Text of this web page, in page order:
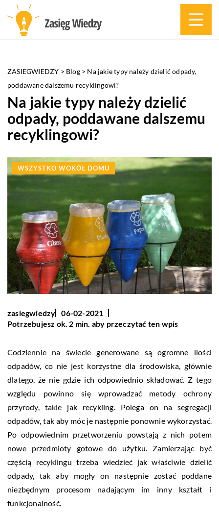
ZASIEGWIEDZY > Blog> Na jakie typy należy dzielić odpady,
poddawane dalszemu recyklingowi?
Na jakie typy należy dzielić
odpady, poddawane dalszemu
recyklingowi?
WSZYSTKO WOKÓŁ DOMU
zasiegwiedzy
06-02-2021
Potrzebujesz ok. 2 min. aby przeczytać ten wpis
Codziennie na świecie generowane są ogromne ilości
odpadów, co nie jest korzystne dla środowiska, głównie
dlatego, że nie gdzie ich odpowiednio składować. Z tego
względu powinno się wprowadzać metody ochrony
przyrody, takie jak recykling. Polega on na segregacji
odpadów, tak aby móc je następnie ponownie wykorzystać.
Po odpowiednim przetworzeniu powstają z nich potem
nowe przedmioty gotowe do użytku. Zamierzając być
częścią recyklingu trzeba wiedzieć jak właściwie dzielić
odpady, tak aby mogły on następnie zostać poddane
niezbędnym procesom nadającym im inny kształt i
funkcjonalność.